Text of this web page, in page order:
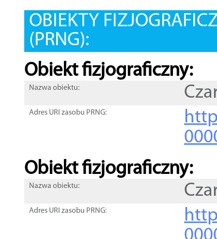
OBIEKTY
(PRNG):
Obiekt fizjograficzny:
Nazwa obiektu:
Adres URI zasobu PRNG:
Obiekt fizjograficzny:
Nazwa obiektu:
Adres URI zasobu PRNG: